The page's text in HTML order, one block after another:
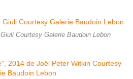
Courtesy Galerie Baudoin Lebon